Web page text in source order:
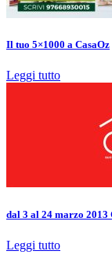
Il tuo 5×1000 a CasaOz
Leggi tutto
dal 3 al 24 marzo 2013
Leggi tutto